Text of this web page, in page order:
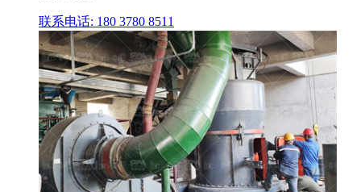
联系电话: 180 3780 8511